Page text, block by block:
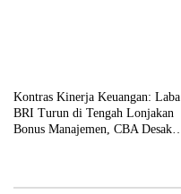
Kontras Kinerja Keuangan: Laba
BRI Turun di Tengah Lonjakan
Bonus Manajemen, CBA Desak